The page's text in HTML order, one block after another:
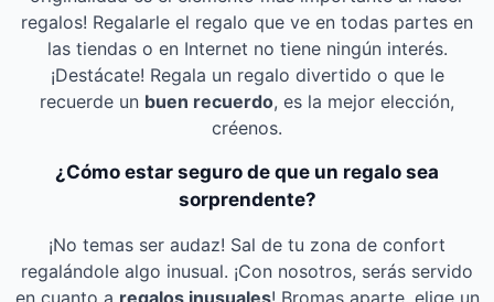
regalos! Regalarle el regalo que ve en todas partes en
las tiendas o en Internet no tiene ningún interés.
¡Destácate! Regala un regalo divertido o que le
recuerde un buen recuerdo, es la mejor elección,
créenos.
¿Cómo estar seguro de que un regalo sea
sorprendente?
¡No temas ser audaz! Sal de tu zona de confort
regalándole algo inusual. ¡Con nosotros, serás servido
en cuanto a regalos inusuales! Bromas aparte, elige un